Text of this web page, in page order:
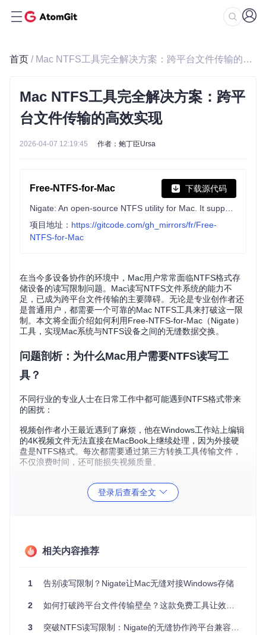
首页 / Mac NTFS工具完全解决方案：跨平台文件传输的高效实现
Mac NTFS工具完全解决方案：跨平
台文件传输的高效实现
2026-04-07 12:19:45 作者：鲍丁臣Ursa
Free-NTFS-for-Mac 下载源代码
项目地址： https://gitcode.com/gh_mirrors/fr/Free-
NTFS-for-Mac
在当今多设备协作的环境中，Mac用户常常面临NTFS格式存
储设备的读写限制问题。Mac读写NTFS文件系统的能力不
足，已成为跨平台文件传输的主要障碍。无论是专业创作者还
是普通用户，都需要一个可靠的Mac NTFS工具来打破这一限
制。本文将全面介绍如何利用Free-NTFS-for-Mac（Nigate）
工具，实现Mac系统与NTFS设备之间的无缝数据交换。
问题剖析：为什么Mac用户需要NTFS读写工
具？
不同行业的专业人士在日常工作中都可能遇到NTFS格式带来
的困扰：
视频创作者小王最近遇到了麻烦，他在Windows工作站上编辑
的4K视频文件无法直接在MacBook上继续处理，因为外接硬
盘是NTFS格式。每次都需要通过第三方转换工具传输文件，
不仅浪费时间，还可能损失视频质量。
数据分析师小李需要在Windows服务器和MacBook之间频繁交
换大型数据集，NTFS格式的移动硬盘在Mac上只能读取不能
写入，迫使他每次都要寻找额外的存储介质，严重影响了工作
支持。虽然有一些商业解决方案，但它们往往价格昂贵且功能
冗余。Free-NTFS-for-Mac作为一款开源工具，为用户提供了
方案对比：如何选择最适合的NTFS解决方案？
登录后查看全文
相关内容推荐
1 告别读写限制？Nigate让Mac无缝对接Windows存储
2 如何打破跨平台文件传输壁垒？这款免费工具让效率提升300%
3 突破NTFS读写限制：Nigate的无缝协作跨平台兼容解决方案